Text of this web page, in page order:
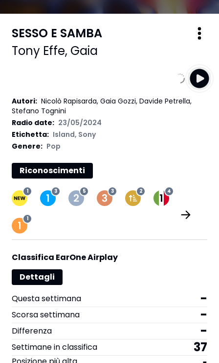
SESSO E SAMBA
Tony Effe, Gaia
Autori: Nicolò Rapisarda, Gaia Gozzi, Davide Petrella,
Stefano Tognini
Radio date: 23/05/2024
Etichetta: Island, Sony
Genere: Pop
Riconoscimenti
1 3 5 3 2 4
1
Classifica EarOne Airplay
Dettagli
Questa settimana
-
Scorsa settimana -
Differenza -
Settimane in classifica 37